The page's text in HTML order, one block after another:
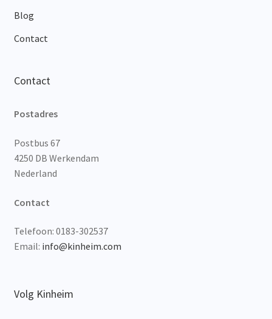
Blog
Contact
Contact
Postadres
Postbus 67
4250 DB Werkendam
Nederland
Contact
Telefoon: 0183-302537
Email: info@kinheim.com
Volg Kinheim